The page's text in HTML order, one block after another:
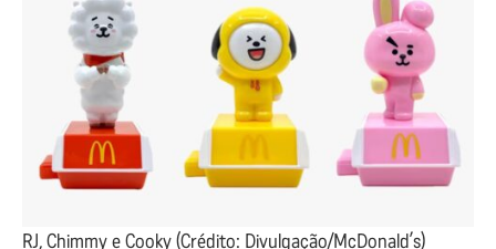
RJ, Chimmy e Cooky (Crédito: Divulgação/McDonald’s)